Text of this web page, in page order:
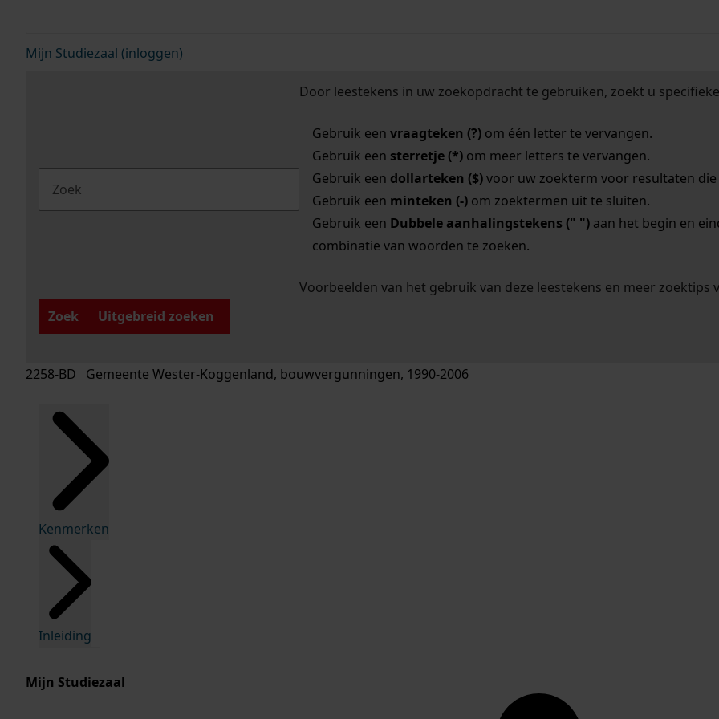
Mijn Studiezaal (inloggen)
Door leestekens in uw zoekopdracht te gebruiken, zoekt u
Gebruik een vraagteken (?)om één letter te vervangen.
Gebruik een sterretje (*)om meer letters te vervangen.
Gebruik een dollarteken ($)voor uw zoekterm voor resultaten die
Gebruik een minteken (-)om zoektermen uit te sluiten.
Gebruik een Dubbele aanhalingstekens (" ")aan het begin en
combinatie van woorden te zoeken.
Voorbeelden van het gebruik van deze leestekens en meer zoektips
Zoek
Uitgebreid zoeken
2258-BD Gemeente Wester-Koggenland, bouwvergunningen, 1990-2006
Kenmerken
Inleiding
Mijn Studiezaal